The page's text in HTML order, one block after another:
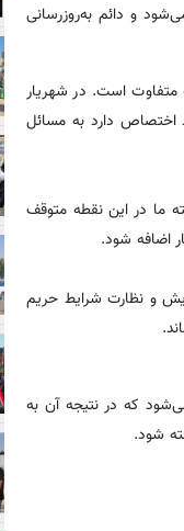
و دائم به‌روزرسانی
متفاوت است. در شهریار
اختصاص دارد به مسائل
البته ما در این نقطه متوقف
اضافه شود.
و نظارت شرایط حریم
که در نتیجه آن به
شود.